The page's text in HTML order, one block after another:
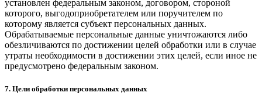
установлен федеральным законом, договором, стороной
которого, выгодоприобретателем или поручителем по
которому является субъект персональных данных.
Обрабатываемые персональные данные уничтожаются либо
обезличиваются по достижении целей обработки или в случае
утраты необходимости в достижении этих целей, если иное не
предусмотрено федеральным законом.
7. Цели обработки персональных данных